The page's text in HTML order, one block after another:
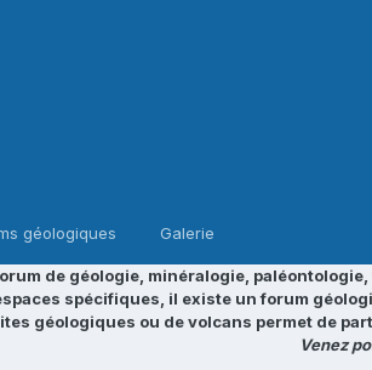
géologiques Galerie
de géologie, minéralogie,
spécifiques, il existe un forum
géologiques ou de volcans permet de
Venez